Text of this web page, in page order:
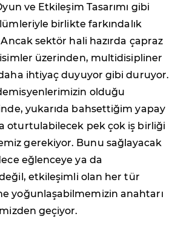
ve Etkileşim Tasarımı gibi
birlikte farkındalık
sektör hali hazırda çapraz
üzerinden, multidisipliner
ihtiyaç duyuyor gibi duruyor.
olduğu
yukarıda bahsettiğim yapay
oturtulabilecek pek çok iş birliği
gerekiyor. Bunu sağlayacak
eğlenceye ya da
etkileşimli olan her tür
yoğunlaşabilmemizin anahtarı
geçiyor.